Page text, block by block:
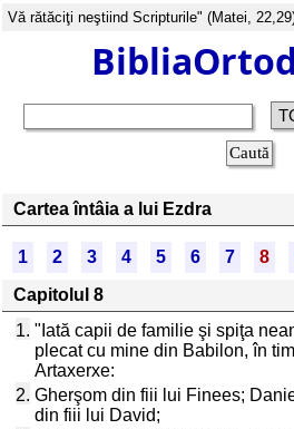
Vă rătăciţi neştiind Scripturile" (Matei,
Cartea întâia a lui Ezdra
1 2 3 4 5 6 7 8
Capitolul 8
1. "Iată capii de familie şi spiţa
plecat cu mine din Babilon, în
Artaxerxe:
2. Gherşom din fiii lui Finees;
din fiii lui David;